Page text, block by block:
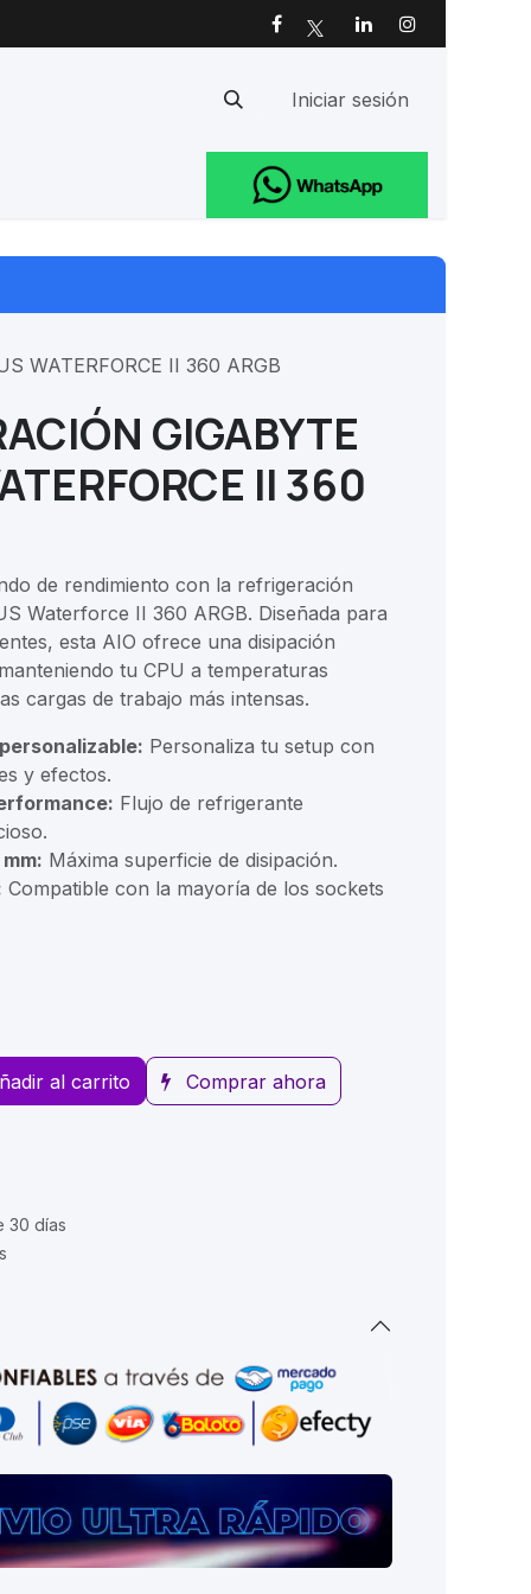
Iniciar sesión
WATERFORCE II 360 ARGB
GIGABYTE
II 360
de rendimiento con la refrigeración
Waterforce II 360 ARGB. Diseñada para
esta AIO ofrece una disipación
tu CPU a temperaturas
cargas de trabajo más intensas.
Personaliza tu setup con
y efectos.
Flujo de refrigerante
Máxima superficie de disipación.
Compatible con la mayoría de los sockets
al carrito Comprar ahora
30 días